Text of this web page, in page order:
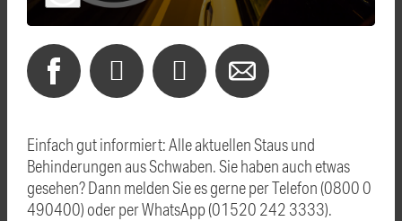
Einfach gut informiert: Alle aktuellen Staus und
Behinderungen aus Schwaben. Sie haben auch etwas
gesehen? Dann melden Sie es gerne per Telefon (0800 0
490400) oder per WhatsApp (01520 242 3333).